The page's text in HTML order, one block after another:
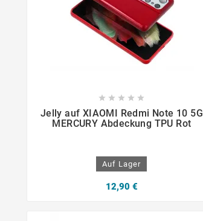
    
Jelly auf XIAOMI Redmi Note 10 5G
MERCURY Abdeckung TPU Rot
Auf Lager
12,90 €